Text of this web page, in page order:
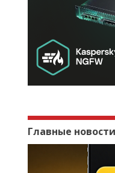
Главные новости